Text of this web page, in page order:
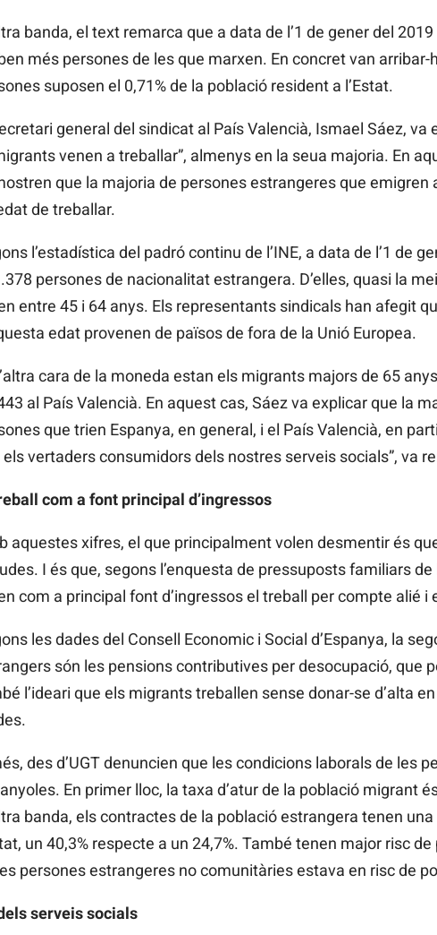
banda, el text remarca que a data de l’1 de gener del
més persones de les que marxen. En concret van
suposen el 0,71% de la població resident a l’Estat.
general del sindicat al País Valencià, Ismael Sáez,
venen a treballar”, almenys en la seua majoria. En
que la majoria de persones estrangeres que emigren
de treballar.
l’estadística del padró continu de l’INE, a data de l’1 de
persones de nacionalitat estrangera. D’elles, quasi la
entre 45 i 64 anys. Els representants sindicals han afegit
edat provenen de països de fora de la Unió Europea.
cara de la moneda estan els migrants majors de 65
al País Valencià. En aquest cas, Sáez va explicar que la
que trien Espanya, en general, i el País Valencià, en
els vertaders consumidors dels nostres serveis socials”, va
com a font principal d’ingressos
aquestes xifres, el que principalment volen desmentir és
I és que, segons l’enquesta de pressuposts familiars
com a principal font d’ingressos el treball per compte alié i
les dades del Consell Economic i Social d’Espanya, la
són les pensions contributives per desocupació, que
l’ideari que els migrants treballen sense donar-se d’alta
des d’UGT denuncien que les condicions laborals de les
En primer lloc, la taxa d’atur de la població migrant
banda, els contractes de la població estrangera tenen
un 40,3% respecte a un 24,7%. També tenen major risc
persones estrangeres no comunitàries estava en risc de
serveis socials